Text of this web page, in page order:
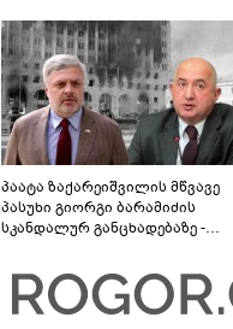
პაატა ზაქარეიშვილის მწვავე
პასუხი გიორგი ბარამიძის
სკანდალურ განცხადებაზე -
გადმოვასვენე... ბარამიძე კი
ტყუის"